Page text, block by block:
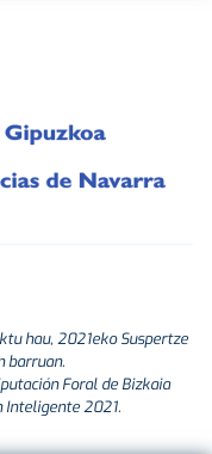
hau, 2021eko Suspertze
barruan.
Foral de Bizkaia
Inteligente 2021.